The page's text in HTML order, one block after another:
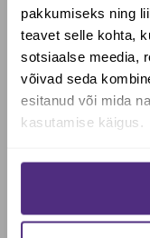
pakkumiseks ning
teavet selle kohta,
sotsiaalse meedia,
võivad seda
esitanud või mida
kasutamise käigus.
Regulaarne
toonust.
Seesamiõli võib
baasõlina
samuti massaažiks
toitvas ja
parandaja ja
Soovid